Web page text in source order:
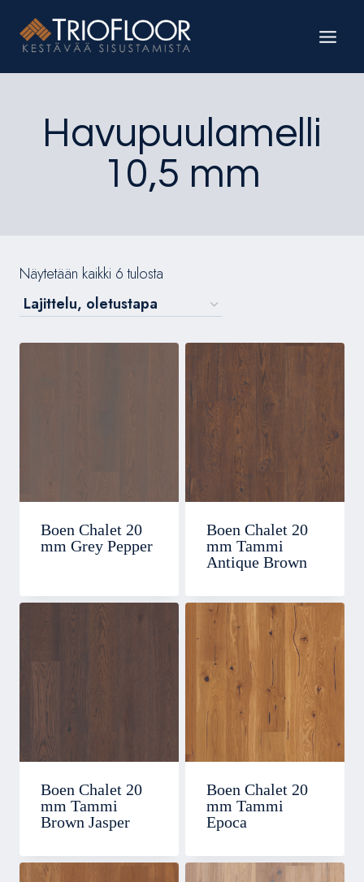
sisältöön
Havupuulamelli
10,5 mm
Näytetään kaikki 6 tulosta
Boen Chalet 20
mm Grey Pepper
Boen Chalet 20
mm Tammi
Antique Brown
Boen Chalet 20
mm Tammi
Brown Jasper
Boen Chalet 20
mm Tammi
Epoca